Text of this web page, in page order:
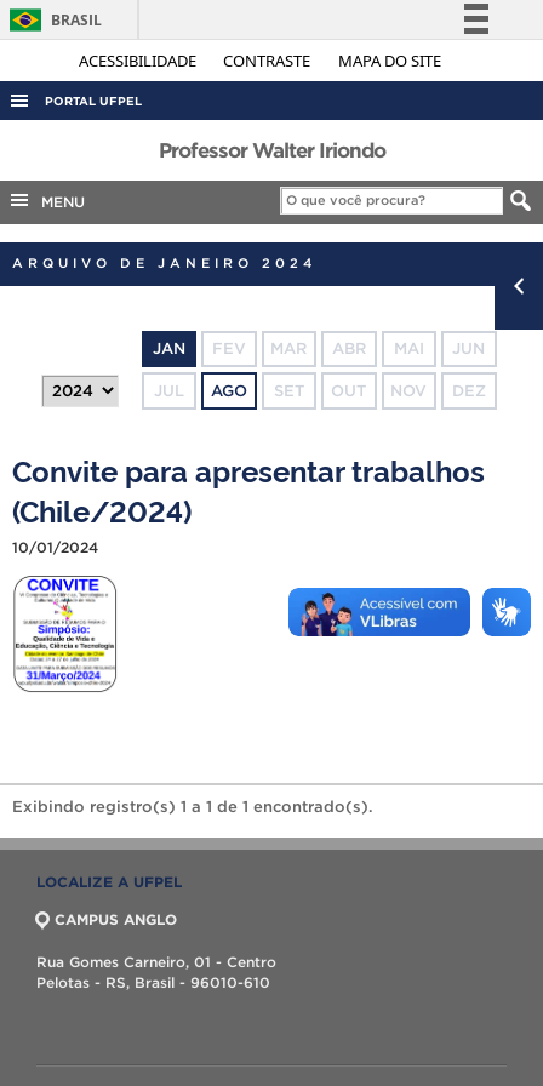
ACESSIBILIDADE CONTRASTE MAPA DO SITE
BRASIL
Simplifique!
Legislação
Canais
PORTAL UFPEL
ACESSO À INFORMAÇÃO
AUDITORIA
COBALTO
CONCURSOS
OUVIDORIA
TELEFONES
Professor Walter Iriondo
MENU
ARQUIVO DE JANEIRO 2024
JAN FEV MAR ABR MAI JUN
JUL AGO SET OUT NOV DEZ
Convite para apresentar trabalhos
(Chile/2024)
10/01/2024
Exibindo registro(s) 1 a 1 de 1 encontrado(s).
LOCALIZE A UFPEL
CAMPUS ANGLO
Rua Gomes Carneiro, 01 - Centro
Pelotas - RS, Brasil - 96010-610